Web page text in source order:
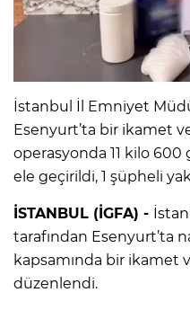
İstanbul İl Emniyet
Esenyurt’ta bir ikamet
operasyonda 11 kilo
ele geçirildi, 1 şüpheli
İSTANBUL (İGFA) -
tarafından Esenyurt’ta
kapsamında bir ikamet
düzenlendi.